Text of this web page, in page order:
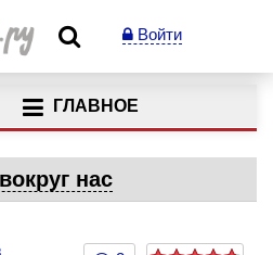
Войти
ГЛАВНОЕ
нас